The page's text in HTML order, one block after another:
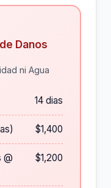
Danos
ni Agua
14 dias
$1,400
@
$1,200